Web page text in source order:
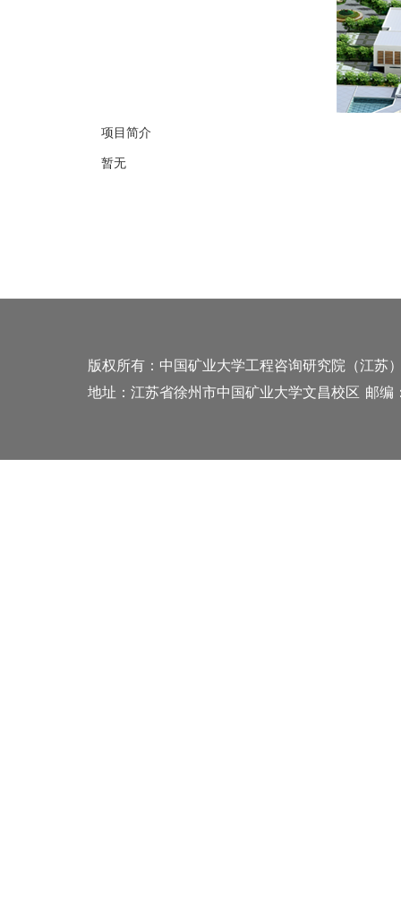
项目简介
暂无
版权所有：中国矿业大学工程咨询研究院（江苏
地址：江苏省徐州市中国矿业大学文昌校区 邮编